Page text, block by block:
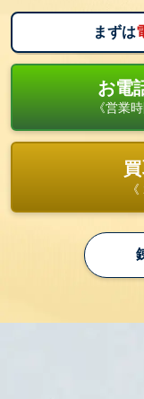
まずは
お電
《営業